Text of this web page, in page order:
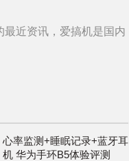
最近资讯，爱搞机是国内
心率监测+睡眠记录+蓝牙耳
机 华为手环B5体验评测